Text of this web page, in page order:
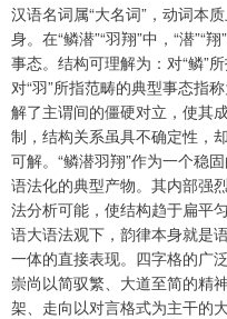
汉语名词属“大名词”，动词本
身。在“鳞潜”“羽翔”中，“潜”“
事态。结构可理解为：对“鳞”
对“羽”所指范畴的典型事态指
解了主谓间的僵硬对立，使其
制，结构关系虽具不确定性，
可解。“鳞潜羽翔”作为一个稳
语法化的典型产物。其内部强
法分析可能，使结构趋于扁平
语大语法观下，韵律本身就是
一体的直接表现。四字格的广
崇尚以简驭繁、大道至简的精
架、走向以对言格式为主干的